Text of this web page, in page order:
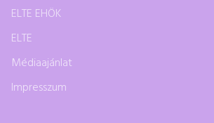
ELTE EHÖK
ELTE
Médiaajánlat
Impresszum